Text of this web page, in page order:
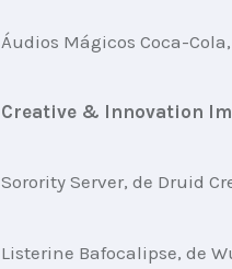
Áudios Mágicos Coca-
Creative & Innovation
Sorority Server, de Druid
Listerine Bafocalipse, de